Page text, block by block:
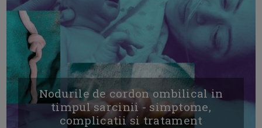
Nodurile de cordon ombilical in
timpul sarcinii - simptome,
complicatii si tratament